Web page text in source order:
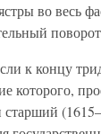
во весь
к концу
которого,